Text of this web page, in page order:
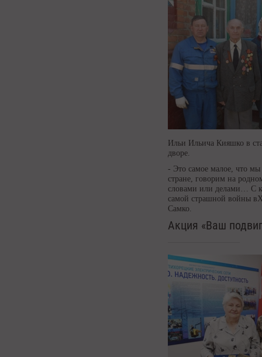
Ильи Ильича Кияшко в
дворе.
- Это самое малое, что
стране, говорим на
словами или делами… С
самой страшной войны
Самко.
Акция «Ваш